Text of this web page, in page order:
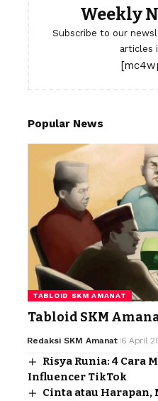
Weekly
Subscribe to our
articles
Popular News
TABLOID SKM AMANAT
Tabloid SKM
Redaksi SKM Amanat 6 April
Risya Runia: 4 Cara
Influencer TikTok
Cinta atau Harapan,